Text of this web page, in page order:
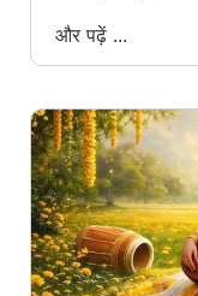
और पढ़ें ...